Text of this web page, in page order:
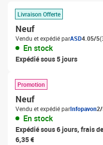
Livraison Offerte
Neuf
Vendu et expédié parASD4.05/5
En stock
Expédié sous 5 jours
Promotion
Neuf
Vendu et expédié parInfopavon
En stock
Expédié sous 6 jours, frais
6,35 €